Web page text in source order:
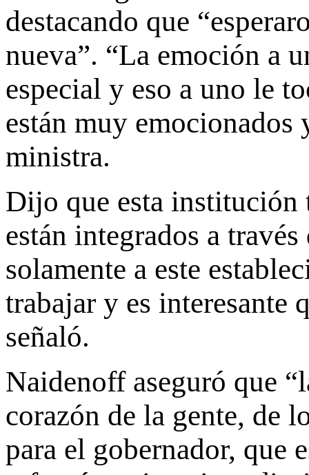
destacando que
nueva”. “La emoción a
especial y eso a uno le
están muy emocionados
ministra.
Dijo que esta institución
están integrados a
solamente a este
trabajar y es interesante
señaló.
Naidenoff aseguró que
corazón de la gente, de
para el gobernador, que